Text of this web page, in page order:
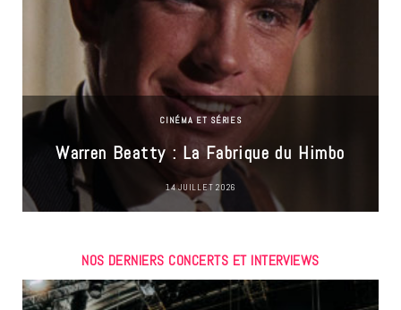
CINÉMA ET SÉRIES
Warren Beatty : La Fabrique du Himbo
14 JUILLET 2026
NOS DERNIERS CONCERTS ET INTERVIEWS